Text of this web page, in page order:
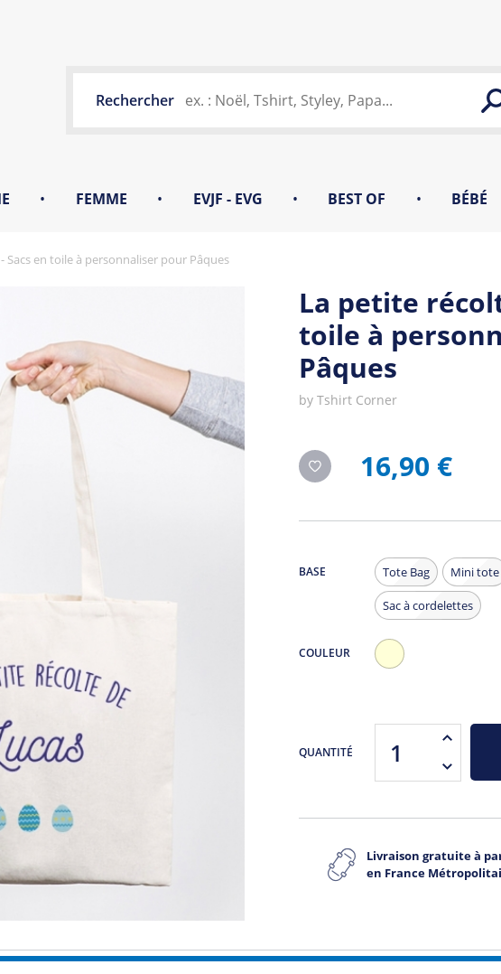
Rechercher
• FEMME • EVJF - EVG • BEST OF • BÉBÉ
Sacs en toile à personnaliser pour Pâques
La petite
toile à
Pâques
by Tshirt Corner
16,90 €
BASE Tote Bag Mini tote
Sac à cordelettes
COULEUR
QUANTITÉ
Livraison gratuite à
en France